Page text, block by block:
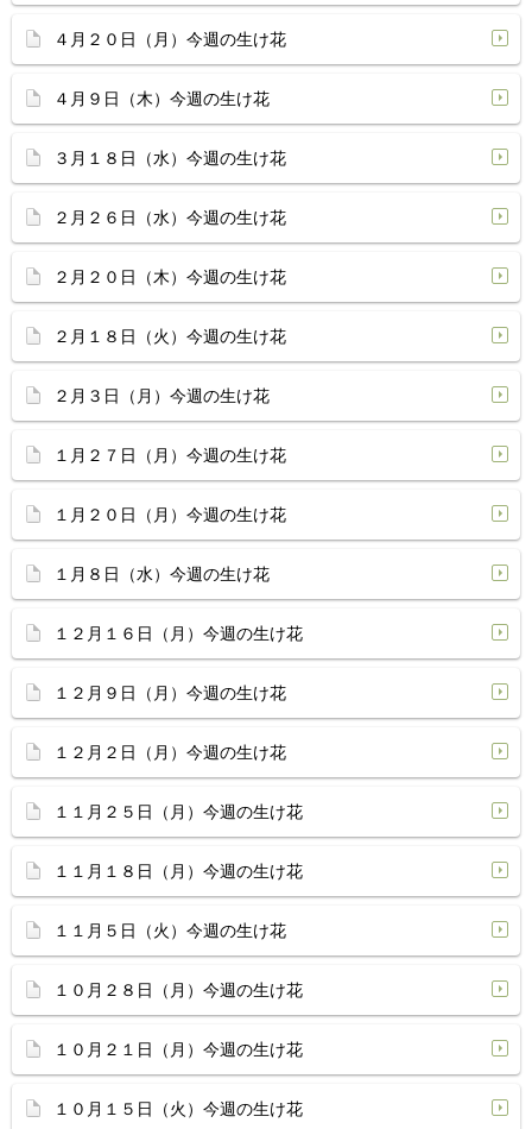
４月２０日（月）今週の生け花
４月９日（木）今週の生け花
３月１８日（水）今週の生け花
２月２６日（水）今週の生け花
２月２０日（木）今週の生け花
２月１８日（火）今週の生け花
２月３日（月）今週の生け花
１月２７日（月）今週の生け花
１月２０日（月）今週の生け花
１月８日（水）今週の生け花
１２月１６日（月）今週の生け花
１２月９日（月）今週の生け花
１２月２日（月）今週の生け花
１１月２５日（月）今週の生け花
１１月１８日（月）今週の生け花
１１月５日（火）今週の生け花
１０月２８日（月）今週の生け花
１０月２１日（月）今週の生け花
１０月１５日（火）今週の生け花